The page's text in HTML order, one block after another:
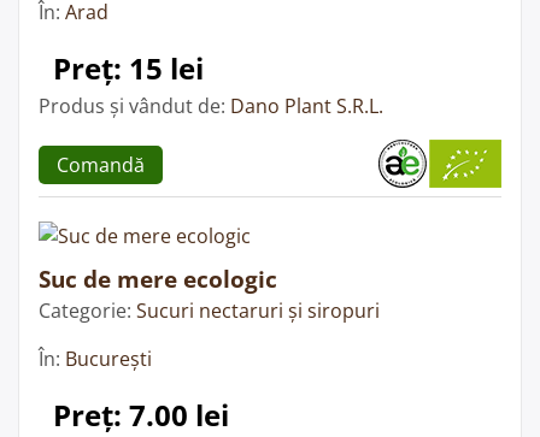
În: Arad
Preț: 15 lei
Produs și vândut de: Dano Plant S.R.L.
Comandă
Suc de mere ecologic
Categorie: Sucuri nectaruri și siropuri
În: București
Preț: 7.00 lei